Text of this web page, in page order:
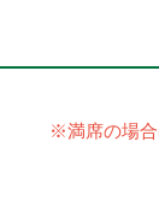
※満席の場合